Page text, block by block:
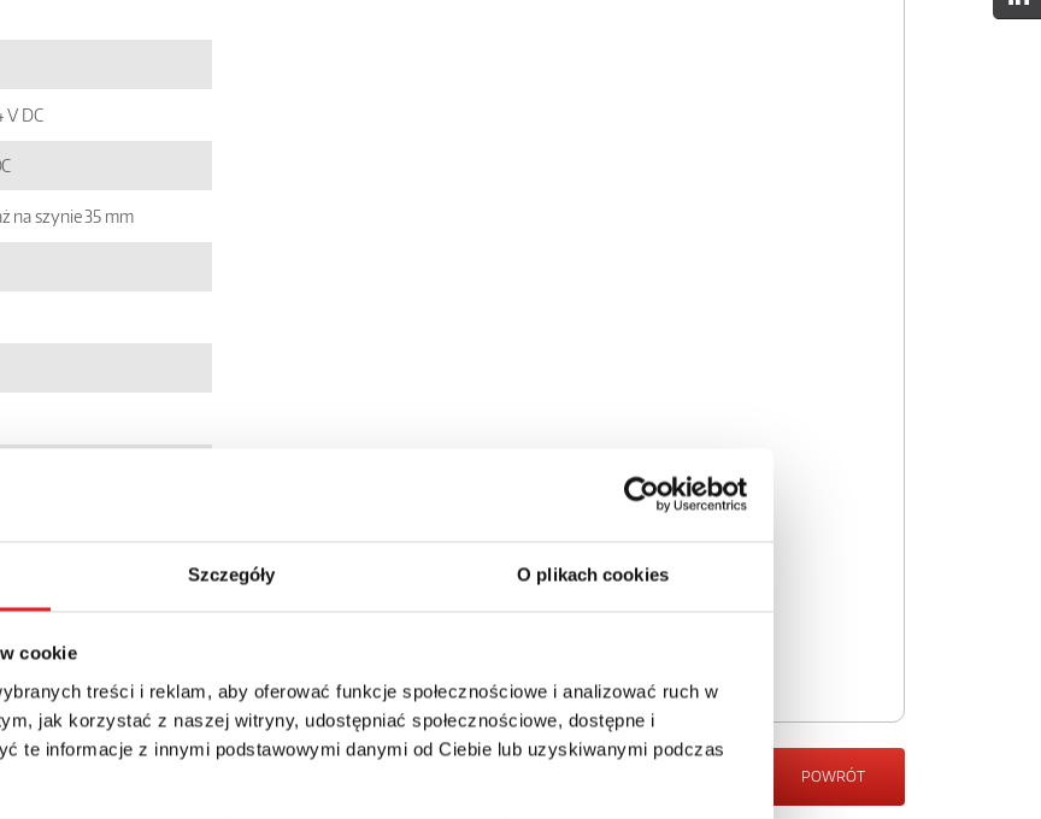
Szczegóły O plikach cookies
cookie
treści i reklam, aby oferować funkcje społecznościowe i analizować ruch w
jak korzystać z naszej witryny, udostępniać społecznościowe, dostępne i
te informacje z innymi podstawowymi danymi od Ciebie lub uzyskiwanymi podczas
V DC
na szynie 35 mm
POWRÓT